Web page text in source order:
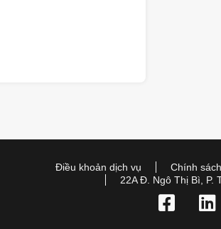
Điều khoản dịch vụ Chính
22A Đ. Ngô Thị Bì, P.